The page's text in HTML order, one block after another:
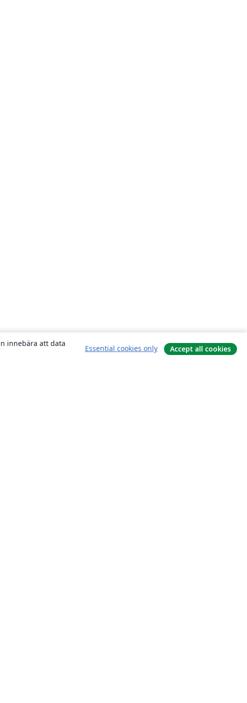
innebära att data
Essential cookies only Accept all cookies